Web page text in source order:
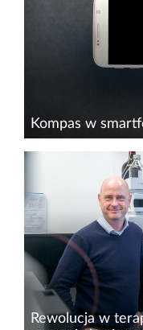
Kompas w
Naukowcy z
Standardów i
Zjednoczonych
zastosowanie
zmienić sposób,
Rewolucja w